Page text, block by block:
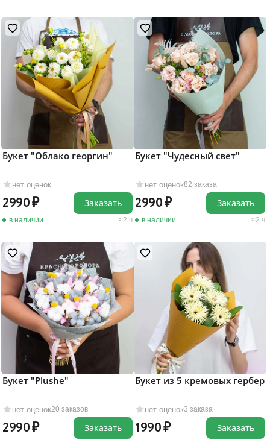
нет оценок
Букет "Облако георгин"
2990
в наличии 2 ч
Заказать
нет оценок82 заказа
Букет "Чудесный свет"
2990
в наличии 2 ч
Заказать
нет оценок20 заказов
Букет "Plushe"
2990 Заказать
нет оценок3 заказа
Букет из 5 кремовых гербер
1990 Заказать